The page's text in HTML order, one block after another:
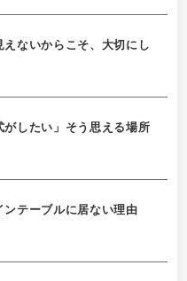
えないからこそ、大切にし
がしたい」そう思える場所
ンテーブルに居ない理由